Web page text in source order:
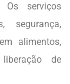
serviços
segurança,
alimentos,
de